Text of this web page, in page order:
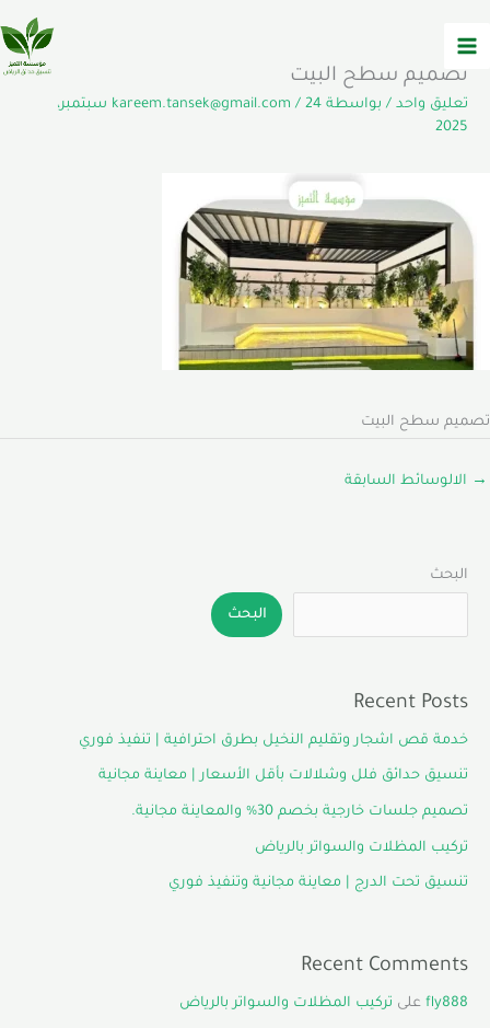
إلى
المحتوى
البحث
البحث
Recent Posts
خدمة قص اشجار وتقليم النخيل بطرق احترافية | تنفيذ فوري
تنسيق حدائق فلل وشلالات بأقل الأسعار | معاينة مجانية
تصميم جلسات خارجية بخصم 30% والمعاينة مجانية.
تركيب المظلات والسواتر بالرياض
تنسيق تحت الدرج | معاينة مجانية وتنفيذ فوري
Recent Comments
fly888 على تركيب المظلات والسواتر بالرياض
تصميم سطح البيت
تعليق واحد / بواسطة kareem.tansek@gmail.com/
24 سبتمبر،
2025
تصميم سطح البيت
→ الالوسائط السابقة